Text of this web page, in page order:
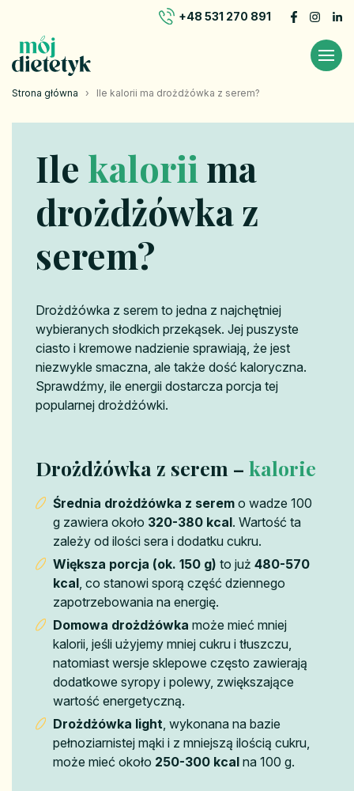
+48 531 270 891
Strona główna › Ile kalorii ma drożdżówka z serem?
Ile kalorii ma
drożdżówka z
serem?
Drożdżówka z serem to jedna z najchętniej
wybieranych słodkich przekąsek. Jej puszyste
ciasto i kremowe nadzienie sprawiają, że jest
niezwykle smaczna, ale także dość kaloryczna.
Sprawdźmy, ile energii dostarcza porcja tej
popularnej drożdżówki.
Drożdżówka z serem – kalorie
Średnia drożdżówka z serem o wadze 100
g zawiera około 320-380 kcal. Wartość ta
zależy od ilości sera i dodatku cukru.
Większa porcja (ok. 150 g) to już 480-570
kcal , co stanowi sporą część dziennego
zapotrzebowania na energię.
Domowa drożdżówka może mieć mniej
kalorii, jeśli użyjemy mniej cukru i tłuszczu,
natomiast wersje sklepowe często zawierają
dodatkowe syropy i polewy, zwiększające
wartość energetyczną.
Drożdżówka light , wykonana na bazie
pełnoziarnistej mąki i z mniejszą ilością cukru,
może mieć około 250-300 kcal na 100 g.